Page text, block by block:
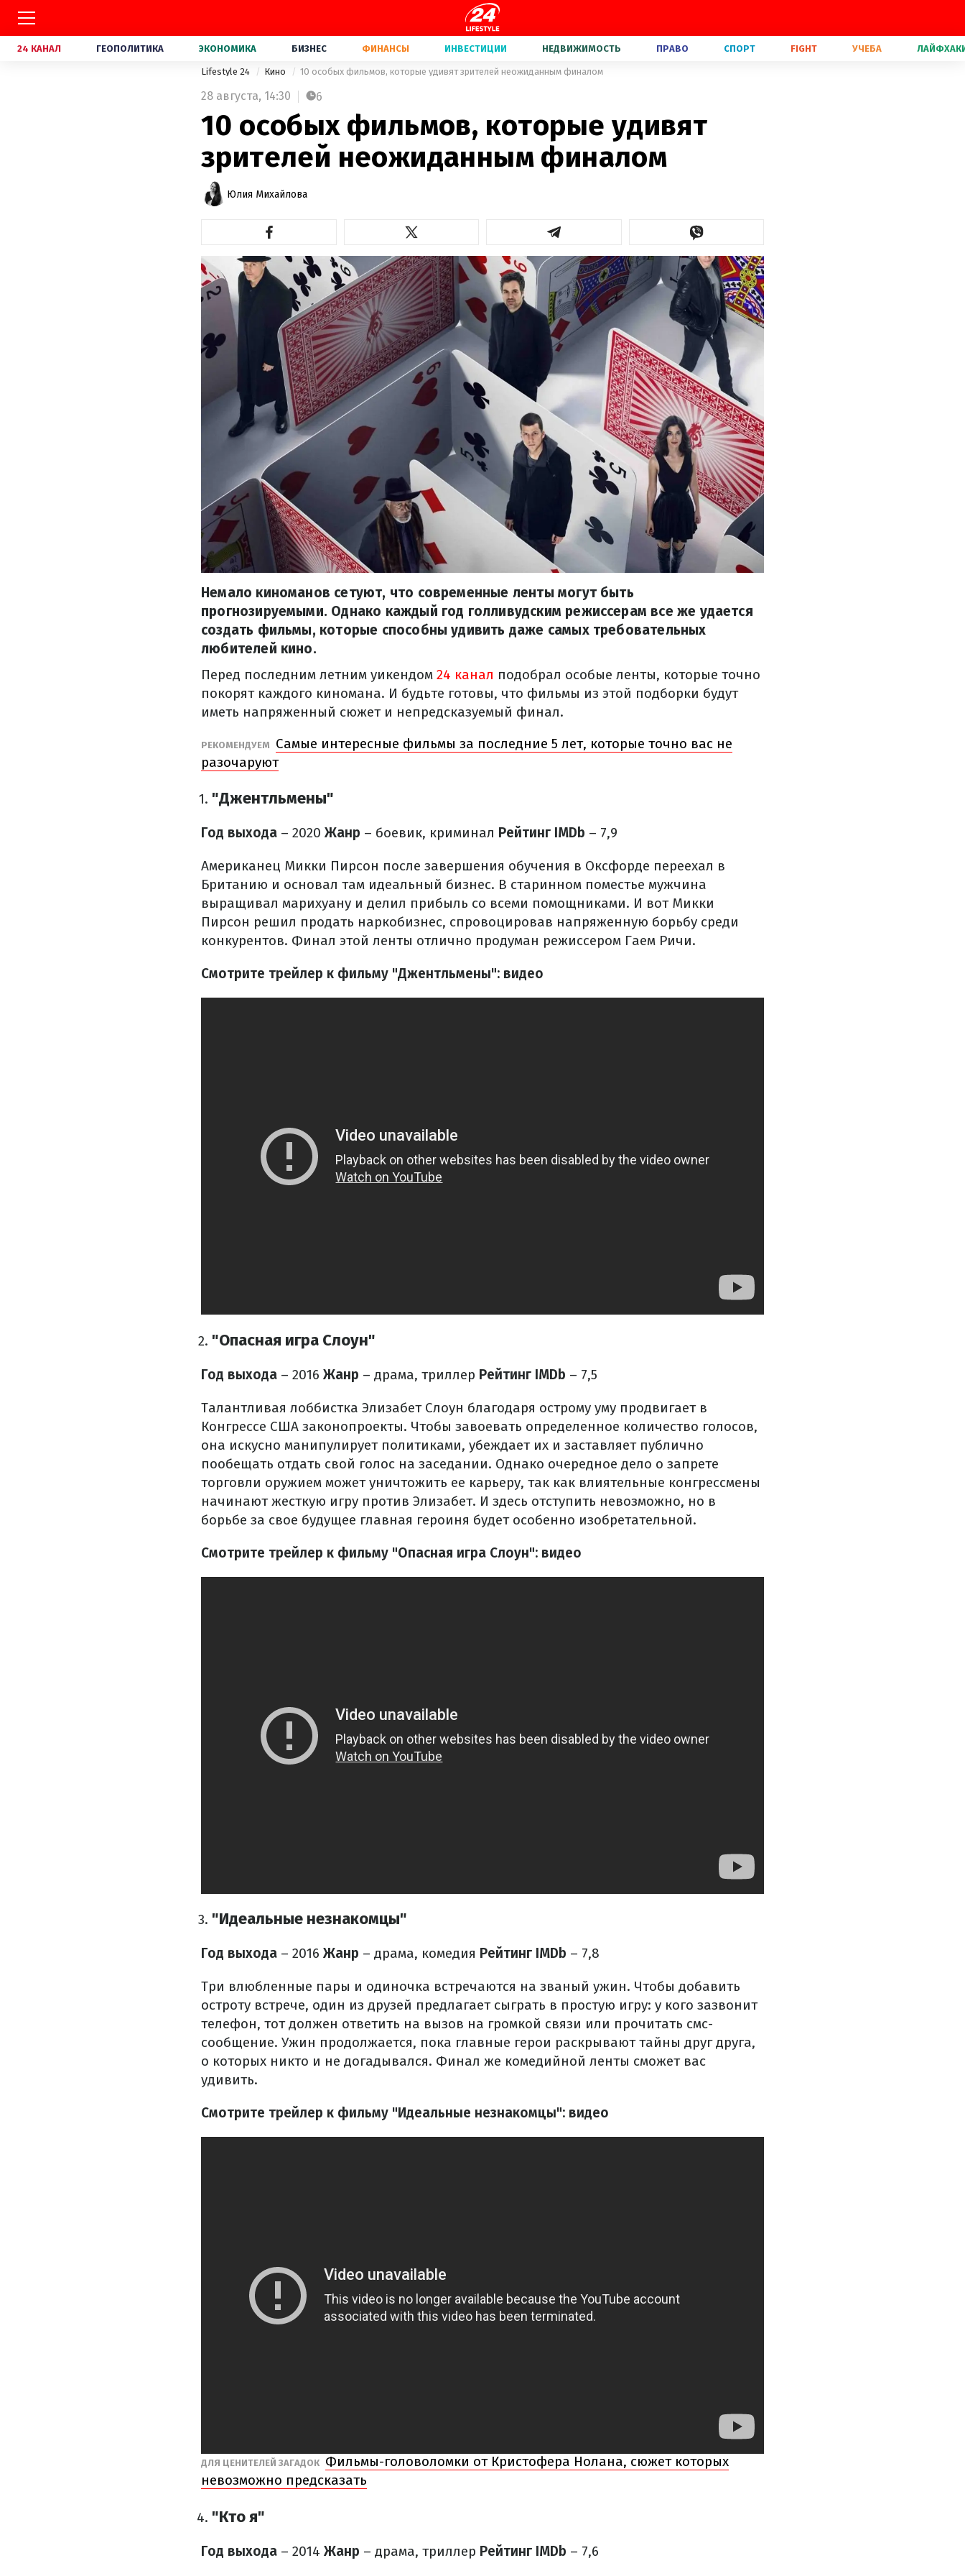
24 КАНАЛ ГЕОПОЛИТИКА ЭКОНОМИКА БИЗНЕС ФИНАНСЫ ИНВЕСТИЦИИ НЕДВИЖИМОСТЬ ПРАВО СПОРТ FIGHT УЧЕБА
Lifestyle 24 Кино 10 особых фильмов, которые удивят зрителей неожиданным финалом
28 августа, 14:30 6
10 особых фильмов, которые удивят
зрителей неожиданным финалом
Юлия Михайлова
Немало киноманов сетуют, что современные ленты могут быть
прогнозируемыми. Однако каждый год голливудским режиссерам все же удается
создать фильмы, которые способны удивить даже самых требовательных
любителей кино.
Перед последним летним уикендом 24 канал подобрал особые ленты, которые точно
покорят каждого киномана. И будьте готовы, что фильмы из этой подборки будут
иметь напряженный сюжет и непредсказуемый финал.
РЕКОМЕНДУЕМ
Самые интересные фильмы за последние 5 лет, которые точно вас не
разочаруют
"Джентльмены"
Год выхода – 2020 Жанр – боевик, криминал Рейтинг IMDb – 7,9
Американец Микки Пирсон после завершения обучения в Оксфорде переехал в
Британию и основал там идеальный бизнес. В старинном поместье мужчина
выращивал марихуану и делил прибыль со всеми помощниками. И вот Микки
Пирсон решил продать наркобизнес, спровоцировав напряженную борьбу среди
конкурентов. Финал этой ленты отлично продуман режиссером Гаем Ричи.
Смотрите трейлер к фильму "Джентльмены": видео
"Опасная игра Слоун"
Год выхода – 2016 Жанр – драма, триллер Рейтинг IMDb – 7,5
Талантливая лоббистка Элизабет Слоун благодаря острому уму продвигает в
Конгрессе США законопроекты. Чтобы завоевать определенное количество голосов,
она искусно манипулирует политиками, убеждает их и заставляет публично
пообещать отдать свой голос на заседании. Однако очередное дело о запрете
торговли оружием может уничтожить ее карьеру, так как влиятельные конгрессмены
начинают жесткую игру против Элизабет. И здесь отступить невозможно, но в
борьбе за свое будущее главная героиня будет особенно изобретательной.
Смотрите трейлер к фильму "Опасная игра Слоун": видео
"Идеальные незнакомцы"
Год выхода – 2016 Жанр – драма, комедия Рейтинг IMDb – 7,8
Три влюбленные пары и одиночка встречаются на званый ужин. Чтобы добавить
остроту встрече, один из друзей предлагает сыграть в простую игру: у кого зазвонит
телефон, тот должен ответить на вызов на громкой связи или прочитать смс-
сообщение. Ужин продолжается, пока главные герои раскрывают тайны друг друга,
о которых никто и не догадывался. Финал же комедийной ленты сможет вас
удивить.
Смотрите трейлер к фильму "Идеальные незнакомцы": видео
ДЛЯ ЦЕНИТЕЛЕЙ ЗАГАДОК Фильмы-головоломки от Кристофера Нолана, сюжет которых
невозможно предсказать
"Кто я"
Год выхода – 2014 Жанр – драма, триллер Рейтинг IMDb – 7,6